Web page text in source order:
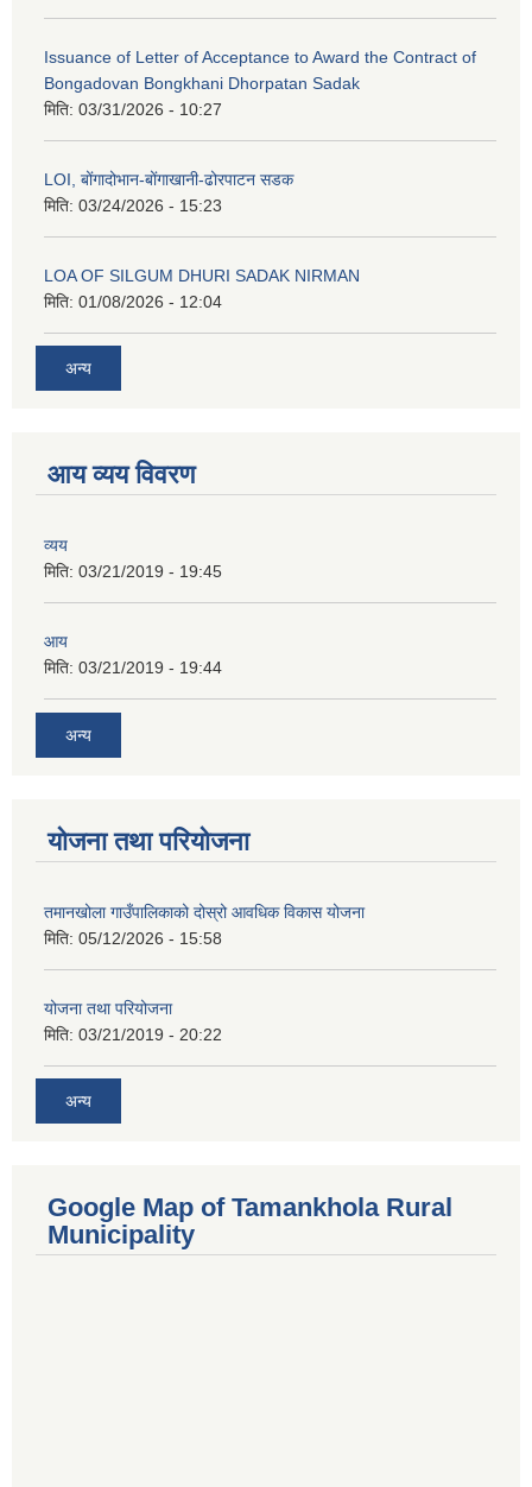
Issuance of Letter of Acceptance to Award the Contract of
Bongadovan Bongkhani Dhorpatan Sadak
मिति: 03/31/2026 - 10:27
LOI, बोंगादोभान-बोंगाखानी-ढोरपाटन सडक
मिति: 03/24/2026 - 15:23
LOA OF SILGUM DHURI SADAK NIRMAN
मिति: 01/08/2026 - 12:04
अन्य
आय व्यय विवरण
व्यय
मिति: 03/21/2019 - 19:45
आय
मिति: 03/21/2019 - 19:44
अन्य
योजना तथा परियोजना
तमानखोला गाउँपालिकाको दोस्रो आवधिक विकास योजना
मिति: 05/12/2026 - 15:58
योजना तथा परियोजना
मिति: 03/21/2019 - 20:22
अन्य
Google Map of Tamankhola Rural
Municipality